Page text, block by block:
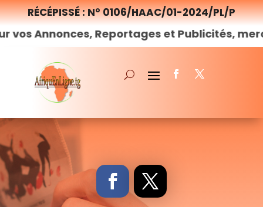
RÉCÉPISSÉ : N° 0106/HAAC/01-2024/PL/P
Reportages et Publicités, merci de nous